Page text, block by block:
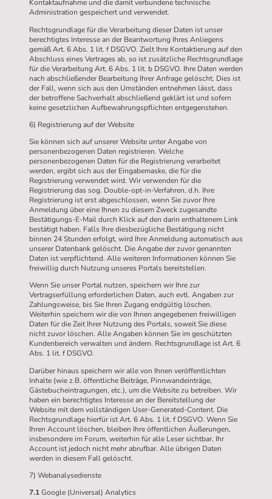
Kontaktaufnahme und die damit verbundene technische
Administration gespeichert und verwendet.
Rechtsgrundlage für die Verarbeitung dieser Daten ist unser
berechtigtes Interesse an der Beantwortung Ihres Anliegens
gemäß Art. 6 Abs. 1 lit. f DSGVO. Zielt Ihre Kontaktierung auf den
Abschluss eines Vertrages ab, so ist zusätzliche Rechtsgrundlage
für die Verarbeitung Art. 6 Abs. 1 lit. b DSGVO. Ihre Daten werden
nach abschließender Bearbeitung Ihrer Anfrage gelöscht. Dies ist
der Fall, wenn sich aus den Umständen entnehmen lässt, dass
der betroffene Sachverhalt abschließend geklärt ist und sofern
keine gesetzlichen Aufbewahrungspflichten entgegenstehen.
6) Registrierung auf der Website
Sie können sich auf unserer Website unter Angabe von
personenbezogenen Daten registrieren. Welche
personenbezogenen Daten für die Registrierung verarbeitet
werden, ergibt sich aus der Eingabemaske, die für die
Registrierung verwendet wird. Wir verwenden für die
Registrierung das sog. Double-opt-in-Verfahren, d.h. Ihre
Registrierung ist erst abgeschlossen, wenn Sie zuvor Ihre
Anmeldung über eine Ihnen zu diesem Zweck zugesandte
Bestätigungs-E-Mail durch Klick auf den darin enthaltenem Link
bestätigt haben. Falls Ihre diesbezügliche Bestätigung nicht
binnen 24 Stunden erfolgt, wird Ihre Anmeldung automatisch aus
unserer Datenbank gelöscht. Die Angabe der zuvor genannten
Daten ist verpflichtend. Alle weiteren Informationen können Sie
freiwillig durch Nutzung unseres Portals bereitstellen.
Wenn Sie unser Portal nutzen, speichern wir Ihre zur
Vertragserfüllung erforderlichen Daten, auch evtl. Angaben zur
Zahlungsweise, bis Sie Ihren Zugang endgültig löschen.
Weiterhin speichern wir die von Ihnen angegebenen freiwilligen
Daten für die Zeit Ihrer Nutzung des Portals, soweit Sie diese
nicht zuvor löschen. Alle Angaben können Sie im geschützten
Kundenbereich verwalten und ändern. Rechtsgrundlage ist Art. 6
Abs. 1 lit. f DSGVO.
Darüber hinaus speichern wir alle von Ihnen veröffentlichten
Inhalte (wie z.B. öffentliche Beiträge, Pinnwandeinträge,
Gästebucheintragungen, etc.), um die Website zu betreiben. Wir
haben ein berechtigtes Interesse an der Bereitstellung der
Website mit dem vollständigen User-Generated-Content. Die
Rechtsgrundlage hierfür ist Art. 6 Abs. 1 lit. f DSGVO. Wenn Sie
Ihren Account löschen, bleiben Ihre öffentlichen Äußerungen,
insbesondere im Forum, weiterhin für alle Leser sichtbar, Ihr
Account ist jedoch nicht mehr abrufbar. Alle übrigen Daten
werden in diesem Fall gelöscht.
7) Webanalysedienste
7.1Google (Universal) Analytics